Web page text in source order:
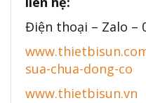
Điện thoại – Zalo –
sua-chua-dong-co
www.thietbisun.vn